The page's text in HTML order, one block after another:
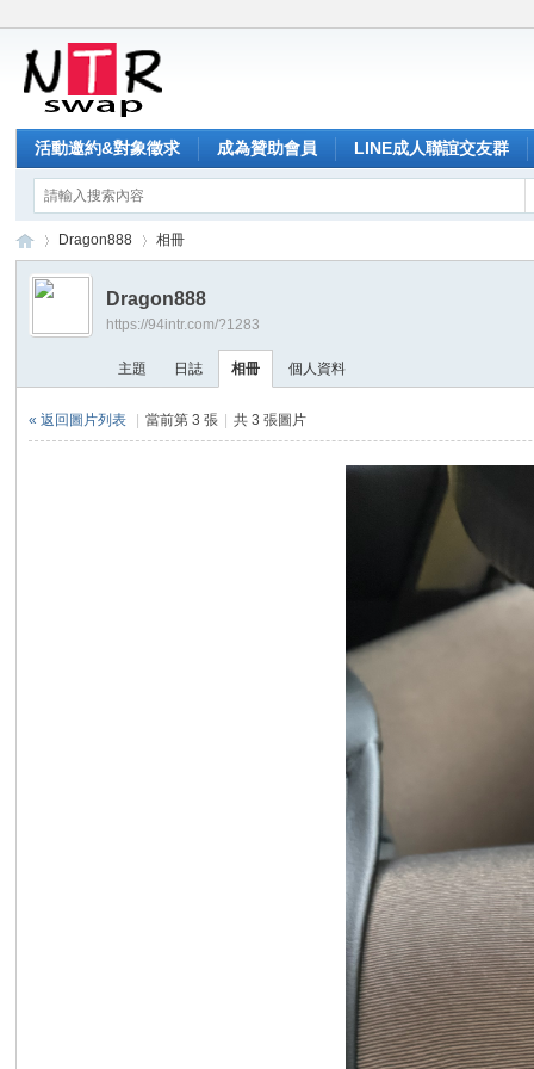
活動邀約&對象徵求 成為贊助會員 LINE成人聯誼交友群
NT›
Dragon888 相冊
Dragon888
https://94intr.com/?1283
主題 日誌 相冊 個人資料
« 返回圖片列表 當前第 3 張 共 3 張圖片